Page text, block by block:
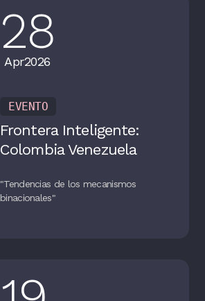
28
Apr2026
EVENTO
Frontera Inteligente:
Colombia Venezuela
"Tendencias de los mecanismos
binacionales"